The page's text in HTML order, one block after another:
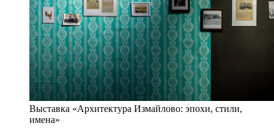
Выставка «Архитектура Измайлово: эпохи, стили,
имена»